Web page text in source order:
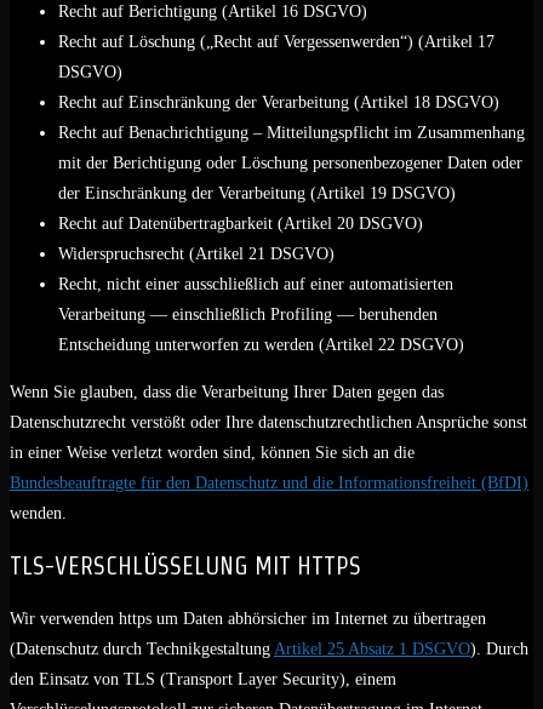
Recht auf Berichtigung (Artikel 16 DSGVO)
Recht auf Löschung („Recht auf Vergessenwerden“) (Artikel 17
DSGVO)
Recht auf Einschränkung der Verarbeitung (Artikel 18 DSGVO)
Recht auf Benachrichtigung – Mitteilungspflicht im Zusammenhang
mit der Berichtigung oder Löschung personenbezogener Daten oder
der Einschränkung der Verarbeitung (Artikel 19 DSGVO)
Recht auf Datenübertragbarkeit (Artikel 20 DSGVO)
Widerspruchsrecht (Artikel 21 DSGVO)
Recht, nicht einer ausschließlich auf einer automatisierten
Verarbeitung — einschließlich Profiling — beruhenden
Entscheidung unterworfen zu werden (Artikel 22 DSGVO)
Wenn Sie glauben, dass die Verarbeitung Ihrer Daten gegen das
Datenschutzrecht verstößt oder Ihre datenschutzrechtlichen Ansprüche sonst
in einer Weise verletzt worden sind, können Sie sich an die
Bundesbeauftragte für den Datenschutz und die Informationsfreiheit (BfDI)
wenden.
TLS-VERSCHLÜSSELUNG MIT HTTPS
Wir verwenden https um Daten abhörsicher im Internet zu übertragen
(Datenschutz durch Technikgestaltung Artikel 25 Absatz 1 DSGVO). Durch
den Einsatz von TLS (Transport Layer Security), einem